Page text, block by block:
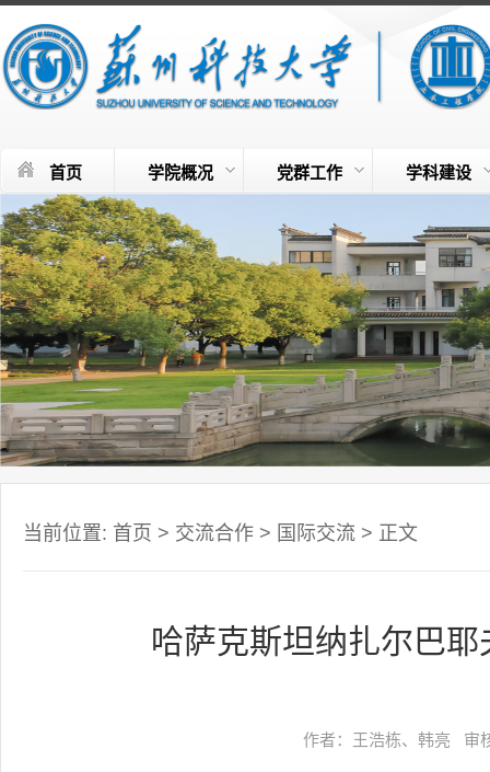
首页 学院概况 党群工作 学科建设
当前位置: 首页 > 交流合作 > 国际交流 > 正文
哈萨克斯坦纳扎尔巴
作者：王浩栋、韩亮 审